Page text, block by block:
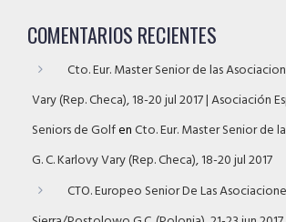
COMENTARIOS RECIENTES
Cto. Eur. Master Senior de las
Vary (Rep. Checa), 18-20 jul 2017 | Asociación
Seniors de GolfenCto. Eur. Master Senior de
G. C. Karlovy Vary (Rep. Checa), 18-20 jul 2017
CTO. Europeo Senior De Las